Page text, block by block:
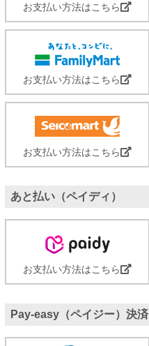
お支払い方法はこちら
お支払い方法はこちら
お支払い方法はこちら
あと払い（ペイディ）
お支払い方法はこちら
Pay-easy（ペイジー）決済